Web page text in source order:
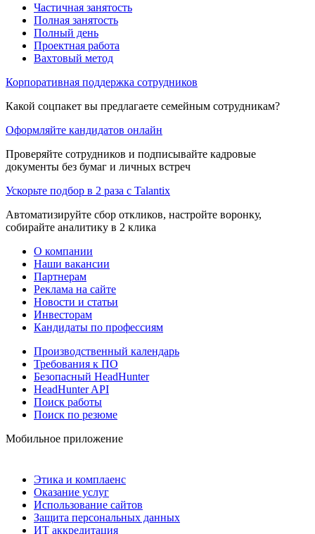
Частичная занятость
Полная занятость
Полный день
Проектная работа
Вахтовый метод
Корпоративная поддержка сотрудников
Какой соцпакет вы предлагаете семейным сотрудникам?
Оформляйте кандидатов онлайн
Проверяйте сотрудников и подписывайте кадровые
документы без бумаг и личных встреч
Ускорьте подбор в 2 раза с Talantix
Автоматизируйте сбор откликов, настройте воронку,
собирайте аналитику в 2 клика
О компании
Наши вакансии
Партнерам
Реклама на сайте
Новости и статьи
Инвесторам
Кандидаты по профессиям
Производственный календарь
Требования к ПО
Безопасный HeadHunter
HeadHunter API
Поиск работы
Поиск по резюме
Мобильное приложение
Этика и комплаенс
Оказание услуг
Использование сайтов
Защита персональных данных
ИТ аккредитация